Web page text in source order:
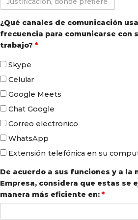
donde
prefiere
trabajar
¿Qué canales de comunicación
frecuencia para comunicarse con
trabajo? *
Skype
Celular
Google Meets
Chat Google
Correo electronico
WhatsApp
Extensión telefónica en su
De acuerdo a sus funciones y a la
Empresa, considera que estas se
manera más eficiente en: *